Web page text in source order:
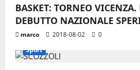
BASKET: TORNEO
DEBUTTO NAZIONALE
marco 2018-08-02
0
Sport